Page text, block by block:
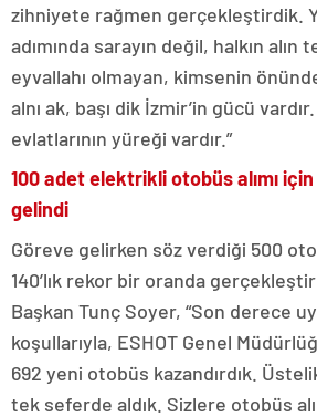
zihniyete rağmen gerçekleştirdik.
adımında sarayın değil, halkın alın
eyvallahı olmayan, kimsenin
alnı ak, başı dik İzmir’in gücü
evlatlarının yüreği vardır.”
100 adet elektrikli otobüs alımı
gelindi
Göreve gelirken söz verdiği 500
140’lık rekor bir oranda
Başkan Tunç Soyer, “Son derece
koşullarıyla, ESHOT Genel
692 yeni otobüs kazandırdık.
tek seferde aldık. Sizlere otobüs